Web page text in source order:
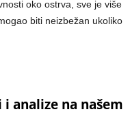
oko ostrva, sve je više
biti neizbežan ukoliko
analize na našem